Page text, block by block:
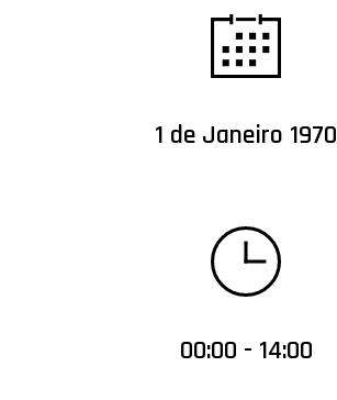
1 de Janeiro 1970
00:00 - 14:00